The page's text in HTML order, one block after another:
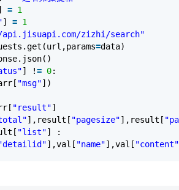
= 1
] = 1
zizhi/search"
=data)
] != 0:
"msg"])
"result"]
],result[ "pagesize"],result[
"list"] :
],val[ "name"],val[ "content"